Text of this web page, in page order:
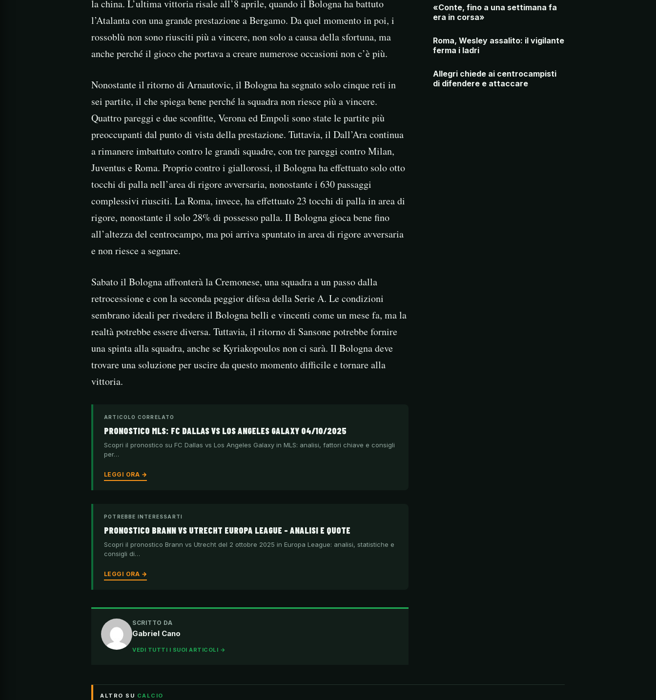
la china. L’ultima vittoria risale all’8 aprile, quando il Bologna ha battuto
l’Atalanta con una grande prestazione a Bergamo. Da quel momento in poi, i
rossoblù non sono riusciti più a vincere, non solo a causa della sfortuna, ma
anche perché il gioco che portava a creare numerose occasioni non c’è più.
Nonostante il ritorno di Arnautovic, il Bologna ha segnato solo cinque reti in
sei partite, il che spiega bene perché la squadra non riesce più a vincere.
Quattro pareggi e due sconfitte, Verona ed Empoli sono state le partite più
preoccupanti dal punto di vista della prestazione. Tuttavia, il Dall’Ara continua
a rimanere imbattuto contro le grandi squadre, con tre pareggi contro Milan,
Juventus e Roma. Proprio contro i giallorossi, il Bologna ha effettuato solo otto
tocchi di palla nell’area di rigore avversaria, nonostante i 630 passaggi
complessivi riusciti. La Roma, invece, ha effettuato 23 tocchi di palla in area di
rigore, nonostante il solo 28% di possesso palla. Il Bologna gioca bene fino
all’altezza del centrocampo, ma poi arriva spuntato in area di rigore avversaria
e non riesce a segnare.
Sabato il Bologna affronterà la Cremonese, una squadra a un passo dalla
retrocessione e con la seconda peggior difesa della Serie A. Le condizioni
sembrano ideali per rivedere il Bologna belli e vincenti come un mese fa, ma la
realtà potrebbe essere diversa. Tuttavia, il ritorno di Sansone potrebbe fornire
una spinta alla squadra, anche se Kyriakopoulos non ci sarà. Il Bologna deve
trovare una soluzione per uscire da questo momento difficile e tornare alla
vittoria.
ARTICOLO CORRELATO
PRONOSTICO MLS: FC DALLAS VS LOS ANGELES GALAXY 04/10/2025
Scopri il pronostico su FC Dallas vs Los Angeles Galaxy in MLS: analisi, fattori chiave e consigli
per…
LEGGI ORA →
POTREBBE INTERESSARTI
PRONOSTICO BRANN VS UTRECHT EUROPA LEAGUE – ANALISI E QUOTE
Scopri il pronostico Brann vs Utrecht del 2 ottobre 2025 in Europa League: analisi, statistiche e
consigli di…
LEGGI ORA →
SCRITTO DA
Gabriel Cano
VEDI TUTTI I SUOI ARTICOLI →
«Conte, fino a una settimana fa
era in corsa»
Roma, Wesley assalito: il vigilante
ferma i ladri
Allegri chiede ai centrocampisti
di difendere e attaccare
ALTRO SU CALCIO